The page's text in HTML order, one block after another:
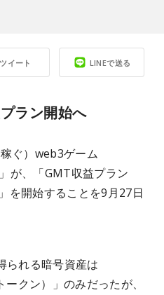
ツイート LINEで送る
ラン開始へ
ぐ）web3ゲーム
が、「GMT収益プラン
を開始することを9月27日
られる暗号資産は
ークン）」のみだったが、